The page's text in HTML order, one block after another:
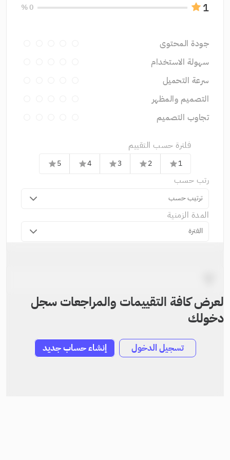
1
0 %
جودة المحتوى
سهولة الاستخدام
سرعة التحميل
التصميم والمظهر
تجاوب التصميم
فلترة حسب التقييم
1
star
2
star
3
star
4
star
5
star
رتب حسب
ترتيب حسب
المدة الزمنية
الفترة
لعرض كافة التقييمات والمراجعات سجل
دخولك
تسجيل الدخول إنشاء حساب جديد